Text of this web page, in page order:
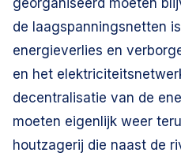
georganiseerd moeten
de laagspanningsnetten
energieverlies en
en het
decentralisatie van de
moeten eigenlijk weer
houtzagerij die naast de